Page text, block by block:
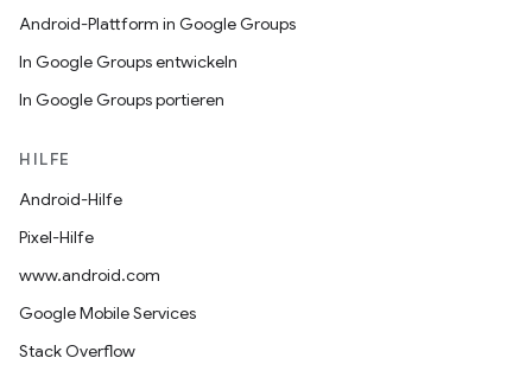
Android-Plattform in Google Groups
In Google Groups entwickeln
In Google Groups portieren
HILFE
Android-Hilfe
Pixel-Hilfe
www.android.com
Google Mobile Services
Stack Overflow